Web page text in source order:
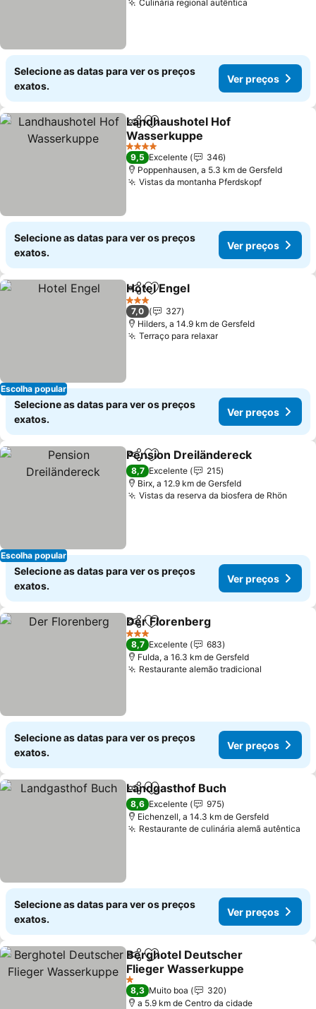
Culinária regional autêntica
Selecione as datas para ver os preços
exatos.
Ver preços
PartilharAdicionar aos favoritos
Landhaushotel Hof
Wasserkuppe
Ver preços
4 Estrelas
9,5 Excelente
346
Poppenhausen, a 5.3 km de Gersfeld
Vistas da montanha PferdskopfVer
Selecione as datas para ver os preços
exatos.
Ver preços
Escolha popular
PartilharAdicionar aos favoritos
Hotel Engel
3 Estrelas
7,0
327
Hilders, a 14.9 km de Gersfeld
Terraço para relaxarVer preços
Selecione as datas para ver os preços
exatos.
Ver preços
Escolha popular
PartilharAdicionar aos favoritos
Pension Dreiländereck
8,7 Excelente
215
Birx, a 12.9 km de Gersfeld
Vistas da reserva da biosfera de Rhön
Selecione as datas para ver os preços
exatos.
Ver preços
PartilharAdicionar aos favoritos
Der Florenberg
3 Estrelas
8,7 Excelente
683
Fulda, a 16.3 km de Gersfeld
Restaurante alemão tradicional
Selecione as datas para ver os preços
exatos.
Ver preços
PartilharAdicionar aos favoritos
Landgasthof Buch
8,6 Excelente
975
Eichenzell, a 14.3 km de Gersfeld
Restaurante de culinária alemã autêntica
Selecione as datas para ver os preços
exatos.
Ver preços
PartilharAdicionar aos favoritos
Berghotel Deutscher
Flieger Wasserkuppe
Ver preços
1 Estrelas
8,3 Muito boa
320
a 5.9 km de Centro da cidade